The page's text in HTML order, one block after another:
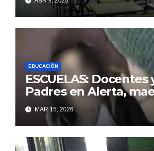
escolar en el país
EDUCACIÓN
ESCUELAS: Docentes
Padres en Alerta,
golpeadas y alumnos
asustados
MAR 15, 2026